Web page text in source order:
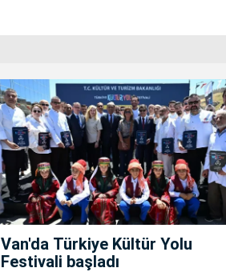
Van'da Türkiye Kültür Yolu
Festivali başladı